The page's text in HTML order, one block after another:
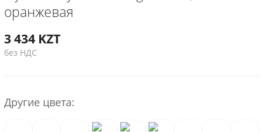
оранжевая
3 434 KZT
без НДС
Другие цвета: